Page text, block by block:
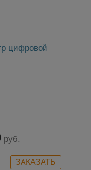
цифровой
руб.